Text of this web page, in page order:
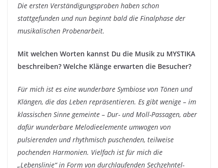
Die ersten Verständigungsproben haben schon
stattgefunden und nun beginnt bald die Finalphase der
musikalischen Probenarbeit.
Mit welchen Worten kannst Du die Musik zu MYSTIKA
beschreiben? Welche Klänge erwarten die Besucher?
Für mich ist es eine wunderbare Symbiose von Tönen und
Klängen, die das Leben repräsentieren. Es gibt wenige – im
klassischen Sinne gemeinte – Dur- und Moll-Passagen, aber
dafür wunderbare Melodieelemente umwogen von
pulsierenden und rhythmisch puschenden, teilweise
pochenden Harmonien. Vielfach ist für mich die
„Lebenslinie“ in Form von durchlaufenden Sechzehntel-